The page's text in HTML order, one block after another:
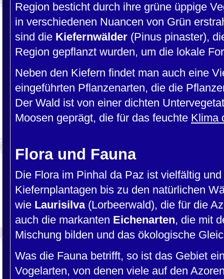
Region besticht durch ihre grüne üppige
in verschiedenen Nuancen von Grün
sind die Kiefernwälder (Pinus pinaster),
Region gepflanzt wurden, um die lokale
Neben den Kiefern findet man auch eine
eingeführten Pflanzenarten, die die
Der Wald ist von einer dichten
Moosen geprägt, die für das feuchte Klima
Flora und Fauna
Die Flora im Pinhal da Paz ist vielfältig
Kiefernplantagen bis zu den natürlichen
wie Laurisilva(Lorbeerwald), die für die
auch die markanten Eichenarten, die mit
Mischung bilden und das ökologische
Was die Fauna betrifft, so ist das Gebiet
Vogelarten, von denen viele auf den